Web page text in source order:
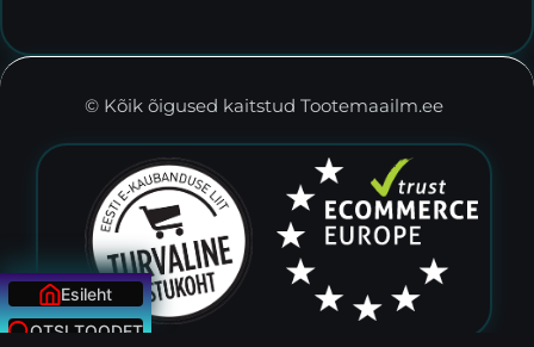
© Kõik õigused kaitstud Tootemaailm.ee
Esileht
OTSI TOODET